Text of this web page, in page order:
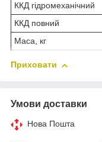
ККД гідромеханічний
ККД повний
Маса, кг
Приховати
Умови доставки
Нова Пошта